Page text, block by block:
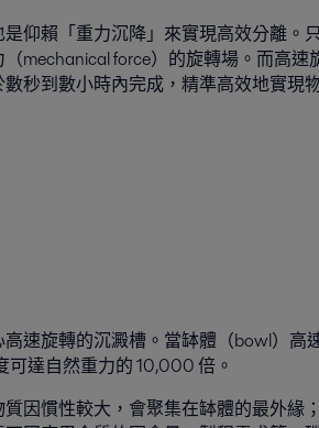
仰賴「重力沉降」來實現高效分離。
mechanical force）的旋轉場。而高
秒到數小時內完成，精準高效地實現
速旋轉的沉澱槽。當缽體（bowl）高
達自然重力的 10,000 倍。
因慣性較大，會聚集在缽體的最外緣